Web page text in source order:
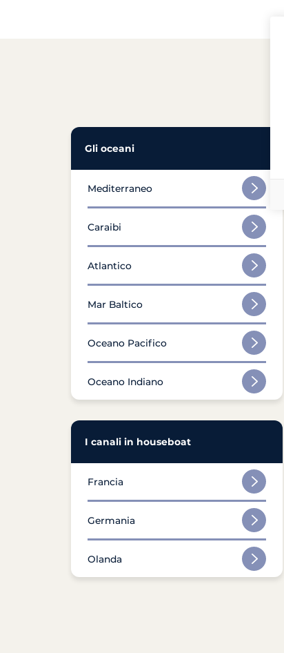
Gli oceani
Mediterraneo
Caraibi
Atlantico
Mar Baltico
Oceano Pacifico
Oceano Indiano
I canali in houseboat
Francia
Germania
Olanda